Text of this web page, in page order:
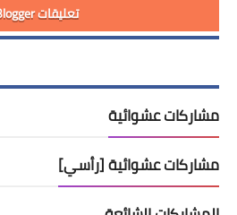
تعليقات Blogger
مشاركات عشوائية
مشاركات عشوائية [رأسي]